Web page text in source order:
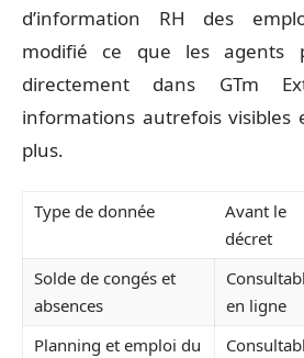
d’information RH des
modifié ce que les agents
directement dans GTm
informations autrefois visibles
plus.
Type de donnée
Avant le
décret
Solde de congés et
absences
en ligne
Planning et emploi du